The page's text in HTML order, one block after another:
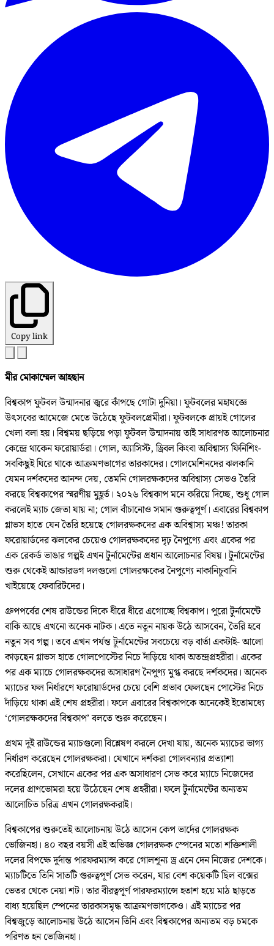
Copy link
মীর মোকাম্মেল আহছান
বিশ্বকাপ ফুটবল উন্মাদনার জ্বরে কাঁপছে গোটা দুনিয়া। ফুটবলের মহাযজ্ঞে
উৎসবের আমেজে মেতে উঠেছে ফুটবলপ্রেমীরা। ফুটবলকে প্রায়ই গোলের
খেলা বলা হয়। বিশ্বময় ছড়িয়ে পড়া ফুটবল উন্মাদনায় তাই সাধারণত আলোচনার
কেন্দ্রে থাকেন ফরোয়ার্ডরা। গোল, অ্যাসিস্ট, ড্রিবল কিংবা অবিশ্বাস্য ফিনিশিং-
সবকিছুই ঘিরে থাকে আক্রমণভাগের তারকাদের। গোলমেশিনদের ঝলকানি
যেমন দর্শকদের আনন্দ দেয়, তেমনি গোলরক্ষকদের অবিশ্বাস্য সেভও তৈরি
করছে বিশ্বকাপের স্মরণীয় মুহূর্ত। ২০২৬ বিশ্বকাপ মনে করিয়ে দিচ্ছে, শুধু গোল
করলেই ম্যাচ জেতা যায় না; গোল বাঁচানোও সমান গুরুত্বপূর্ণ। এবারের বিশ্বকাপ
গ্লাভস হাতে যেন তৈরি হয়েছে গোলরক্ষকদের এক অবিশ্বাস্য মঞ্চ! তারকা
ফরোয়ার্ডদের ঝলকের চেয়েও গোলরক্ষকদের দৃঢ় নৈপুণ্যে এবং একের পর
এক রেকর্ড ভাঙার গল্পই এখন টুর্নামেন্টের প্রধান আলোচনার বিষয়। টুর্নামেন্টের
শুরু থেকেই আন্ডারডগ দলগুলো গোলরক্ষকের নৈপুণ্যে নাকানিচুবানি
খাইয়েছে ফেবারিটদের।
গ্রুপপর্বের শেষ রাউন্ডের দিকে ধীরে ধীরে এগোচ্ছে বিশ্বকাপ। পুরো টুর্নামেন্টে
বাকি আছে এখনো অনেক নাটক। এতে নতুন নায়ক উঠে আসবেন, তৈরি হবে
নতুন সব গল্প। তবে এখন পর্যন্ত টুর্নামেন্টের সবচেয়ে বড় বার্তা একটাই- আলো
কাড়ছেন গ্লাভস হাতে গোলপোস্টের নিচে দাঁড়িয়ে থাকা অতন্দ্রপ্রহরীরা। একের
পর এক ম্যাচে গোলরক্ষকদের অসাধারণ নৈপুণ্য মুগ্ধ করছে দর্শকদের। অনেক
ম্যাচের ফল নির্ধারণে ফরোয়ার্ডদের চেয়ে বেশি প্রভাব ফেলছেন পোস্টের নিচে
দাঁড়িয়ে থাকা এই শেষ প্রহরীরা। ফলে এবারের বিশ্বকাপকে অনেকেই ইতোমধ্যে
‘গোলরক্ষকদের বিশ্বকাপ’ বলতে শুরু করেছেন।
প্রথম দুই রাউন্ডের ম্যাচগুলো বিশ্লেষণ করলে দেখা যায়, অনেক ম্যাচের ভাগ্য
নির্ধারণ করেছেন গোলরক্ষকরা। যেখানে দর্শকরা গোলবন্যার প্রত্যাশা
করেছিলেন, সেখানে একের পর এক অসাধারণ সেভ করে ম্যাচে নিজেদের
দলের প্রাণভোমরা হয়ে উঠেছেন শেষ প্রহরীরা। ফলে টুর্নামেন্টের অন্যতম
আলোচিত চরিত্র এখন গোলরক্ষকরাই।
বিশ্বকাপের শুরুতেই আলোচনায় উঠে আসেন কেপ ভার্দের গোলরক্ষক
ভোজিনহা। ৪০ বছর বয়সী এই অভিজ্ঞ গোলরক্ষক স্পেনের মতো শক্তিশালী
দলের বিপক্ষে দুর্দান্ত পারফরম্যান্স করে গোলশূন্য ড্র এনে দেন নিজের দেশকে।
ম্যাচটিতে তিনি সাতটি গুরুত্বপূর্ণ সেভ করেন, যার বেশ কয়েকটি ছিল বক্সের
ভেতর থেকে নেয়া শট। তার বীরত্বপূর্ণ পারফরম্যান্সে হতাশ হয়ে মাঠ ছাড়তে
বাধ্য হয়েছিল স্পেনের তারকাসমৃদ্ধ আক্রমণভাগকেও। এই ম্যাচের পর
বিশ্বজুড়ে আলোচনায় উঠে আসেন তিনি এবং বিশ্বকাপের অন্যতম বড় চমকে
পরিণত হন ভোজিনহা।